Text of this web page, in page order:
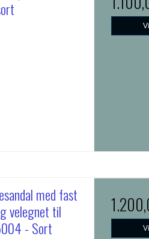
med fast
velegnet til
- Sort